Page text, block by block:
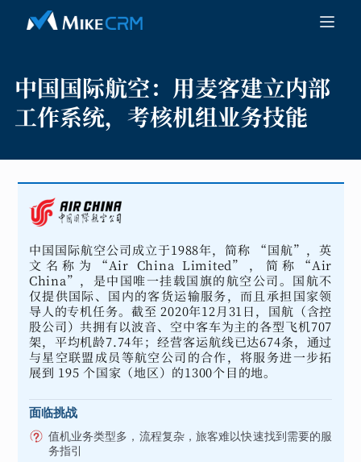
中国国际航空： 用麦客建立内部
工作系统，考核机组业务技能
中国国际航空公司成立于1988年，简称 “国航”，英
文名称为“Air China Limited”，简称“Air
China”，是中国唯一挂载国旗的航空公司。国航不
仅提供国际、国内的客货运输服务，而且承担国家领
导人的专机任务。截至 2020年12月31日，国航（含控
股公司）共拥有以波音、空中客车为主的各型飞机707
架，平均机龄7.74年；经营客运航线已达674条，通过
与星空联盟成员等航空公司的合作，将服务进一步拓
展到 195 个国家（地区）的1300个目的地。
面临挑战
值机业务类型多，流程复杂，旅客难以快速找到需要的服
务指引